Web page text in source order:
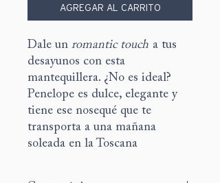
AGREGAR AL CARRITO
Dale un romantic touch a tus
desayunos con esta
mantequillera. ¿No es ideal?
Penelope es dulce, elegante y
tiene ese nosequé que te
transporta a una mañana
soleada en la Toscana